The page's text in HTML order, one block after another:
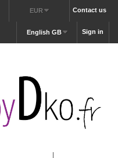
Contact us
EUR
Sign in
English GB